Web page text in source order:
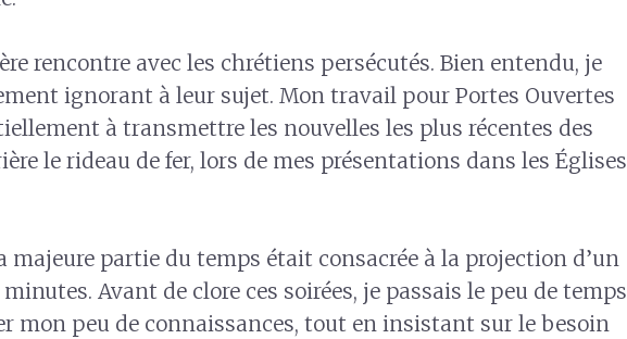
rencontre avec les chrétiens persécutés. Bien entendu, je
ignorant à leur sujet. Mon travail pour Portes Ouvertes
à transmettre les nouvelles les plus récentes des
le rideau de fer, lors de mes présentations dans les Églises
majeure partie du temps était consacrée à la projection d’un
Avant de clore ces soirées, je passais le peu de temps
mon peu de connaissances, tout en insistant sur le besoin